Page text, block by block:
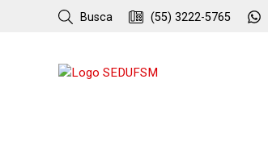
Busca (55) 3222-5765